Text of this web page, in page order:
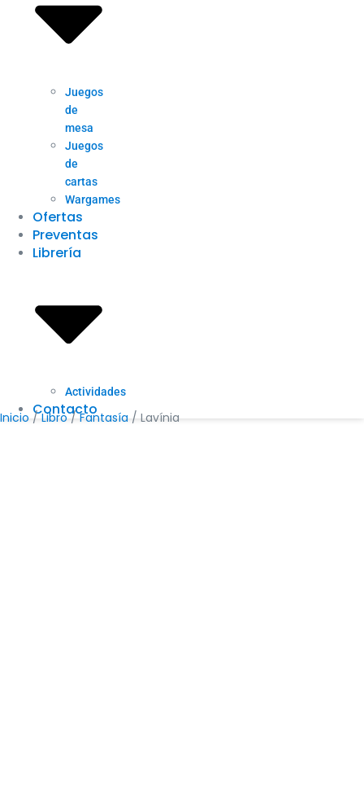
Juegos
de
mesa
Juegos
de
cartas
Wargames
Ofertas
Preventas
Librería
Actividades
Contacto
Inicio /Libro/Fantasía / Lavínia